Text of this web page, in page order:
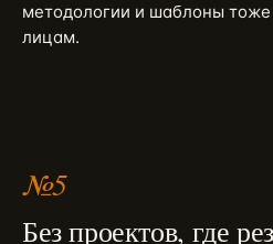
методологии и шаблоны
лицам.
№5
Без проектов, где